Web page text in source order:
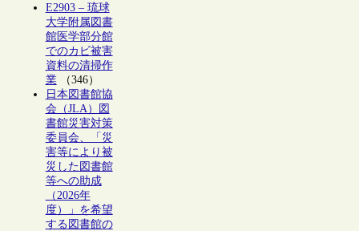
E2903 – 琉球
大学附属図書
館医学部分館
でのカビ被害
資料の清掃作
業（346）
日本図書館協
会（JLA）図
書館災害対策
委員会、「災
害等により被
災した図書館
等への助成
（2026年
度）」を希望
する図書館の